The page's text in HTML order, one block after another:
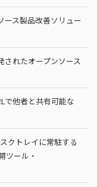
ース製品改善ソリュー
れたオープンソース
で他者と共有可能な
クトレイに常駐する
ツール・